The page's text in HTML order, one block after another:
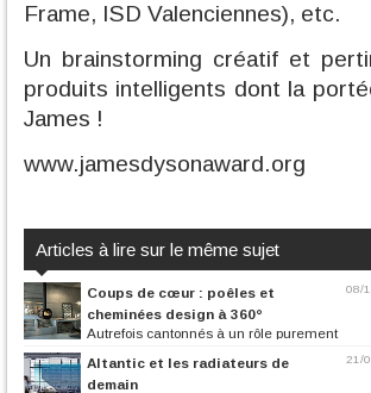
Frame, ISD Valenciennes), etc.
Un brainstorming créatif et
produits intelligents dont la
James !
www.jamesdysonaward.org
Articles à lire sur le même sujet
08/
Coups de cœur : poêles et
cheminées design à 360°
Autrefois cantonnés à un rôle purement
fonctionnel, les poêles et cheminées...
21/
Altantic et les radiateurs de
demain